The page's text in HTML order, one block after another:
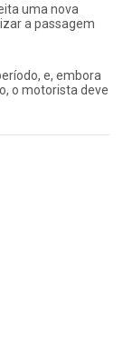
uma nova
a passagem
e, embora
o motorista deve